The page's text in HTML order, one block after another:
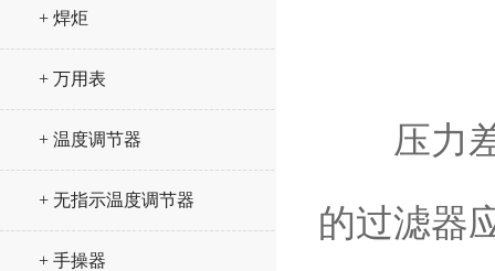
+ 焊炬
+ 万用表
+ 温度调节器
+ 无指示温度调节器
+ 手操器
压力差
的过滤器